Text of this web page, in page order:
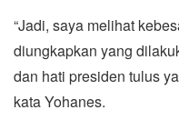
“Jadi, saya melihat
diungkapkan yang
dan hati presiden tulus
kata Yohanes.